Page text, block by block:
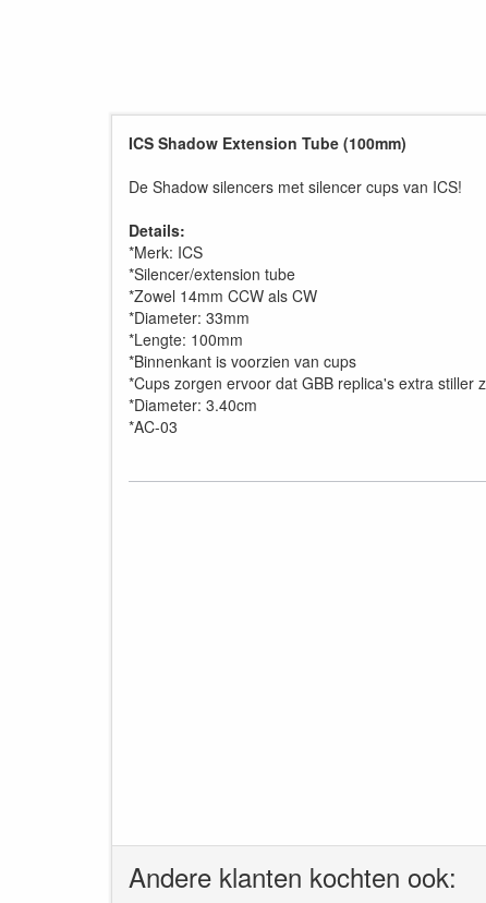
ICS Shadow Extension Tube (100mm)
De Shadow silencers met silencer cups van ICS!
Details:
*Merk: ICS
*Silencer/extension tube
*Zowel 14mm CCW als CW
*Diameter: 33mm
*Lengte: 100mm
*Binnenkant is voorzien van cups
*Cups zorgen ervoor dat GBB replica's extra stiller
*Diameter: 3.40cm
*AC-03
Andere klanten kochten ook: